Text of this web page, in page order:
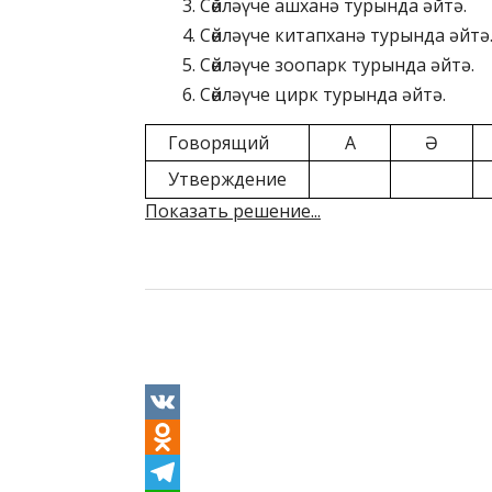
Сөйләүче ашханә турында әйтә.
Сөйләүче китапханә турында әйтә.
Сөйләүче зоопарк турында әйтә.
Сөйләүче цирк турында әйтә.
Говорящий
А Ә
Утверждение
Показать решение...
V
K
O